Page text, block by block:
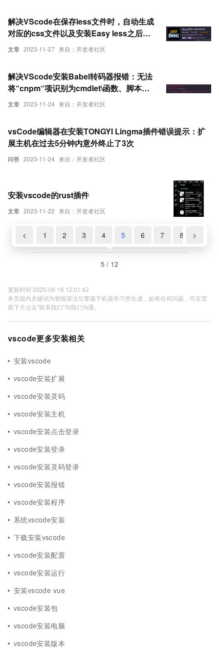
文章 2023-11-27 来自：开发者社区
解决VScode在保存less文件时，自动生成
对应的css文件以及安装Easy less之后，
计算式子不显示结果的问题
文章 2023-11-24 来自：开发者社区
解决VScode安装Babel转码器报错：无法
将“cnpm“项识别为cmdlet\函数、脚本文
件或可运行程序的名称的问题
问答 2023-11-24 来自：开发者社区
vsCode编辑器在安装TONGYI Lingma插件错误提示：扩
展主机在过去5分钟内意外终止了3次
文章 2023-11-22 来自：开发者社区
安装vscode的rust插件
< 1 2 3 4 5 6 7 8 >
5 / 12
更新时间 2025-06-16 12:01:42
本页面内关键词为智能算法引擎基于机器学习所生成，如有任何问题，可在页
面下方点击"联系我们"与我们沟通。
vscode更多安装相关
安装vscode
vscode安装扩展
vscode安装灵码
vscode安装主机
vscode安装点击登录
vscode安装登录
vscode安装灵码登录
vscode安装报错
vscode安装程序
系统vscode安装
下载安装vscode
vscode安装配置
vscode安装运行
安装vscode vue
vscode安装包
vscode安装电脑
vscode安装版本